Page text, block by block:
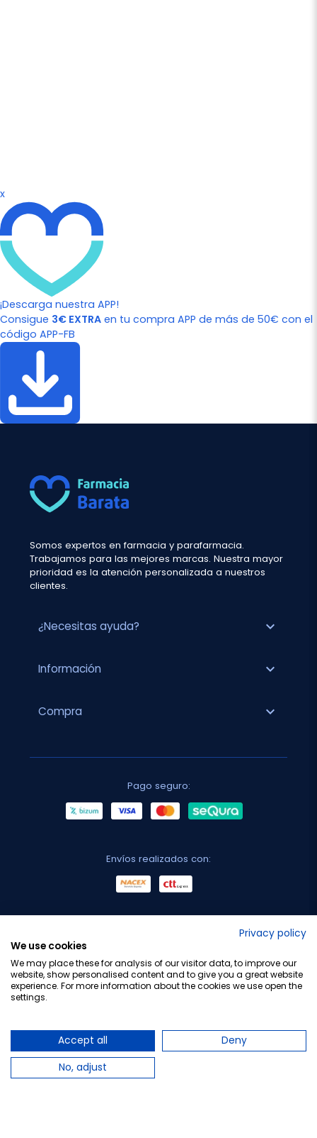
x
¡Descarga nuestra APP!
Consigue 3€ EXTRA en tu compra APP de más de 50€ con el
código APP-FB
Somos expertos en farmacia y parafarmacia.
Trabajamos para las mejores marcas. Nuestra mayor
prioridad es la atención personalizada a nuestros
clientes.
¿Necesitas ayuda? expand_more
Información expand_more
Compra expand_more
Pago seguro:
Envíos realizados con:
Privacy policy
We use cookies
We may place these for analysis of our visitor data, to improve our
website, show personalised content and to give you a great website
experience. For more information about the cookies we use open the
settings.
Accept all
Deny
No, adjust